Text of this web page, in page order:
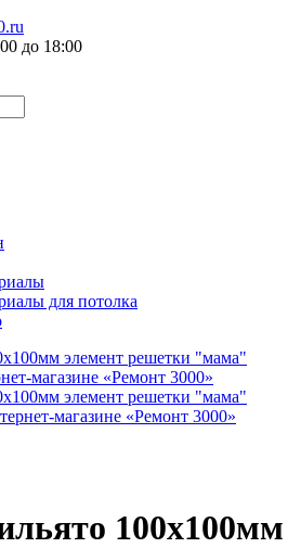
до 18:00
для потолка
100х100мм